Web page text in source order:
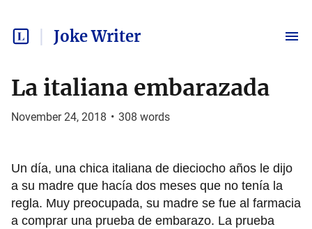
Joke Writer
La italiana embarazada
November 24, 2018 • 308 words
Un día, una chica italiana de dieciocho años le dijo
a su madre que hacía dos meses que no tenía la
regla. Muy preocupada, su madre se fue al farmacia
a comprar una prueba de embarazo. La prueba